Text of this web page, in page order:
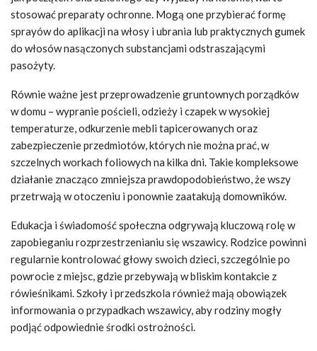
stosować preparaty ochronne. Mogą one przybierać formę
sprayów do aplikacji na włosy i ubrania lub praktycznych gumek
do włosów nasączonych substancjami odstraszającymi
pasożyty.
Równie ważne jest przeprowadzenie gruntownych porządków
w domu – wypranie pościeli, odzieży i czapek w wysokiej
temperaturze, odkurzenie mebli tapicerowanych oraz
zabezpieczenie przedmiotów, których nie można prać, w
szczelnych workach foliowych na kilka dni. Takie kompleksowe
działanie znacząco zmniejsza prawdopodobieństwo, że wszy
przetrwają w otoczeniu i ponownie zaatakują domowników.
Edukacja i świadomość społeczna odgrywają kluczową rolę w
zapobieganiu rozprzestrzenianiu się wszawicy. Rodzice powinni
regularnie kontrolować głowy swoich dzieci, szczególnie po
powrocie z miejsc, gdzie przebywają w bliskim kontakcie z
rówieśnikami. Szkoły i przedszkola również mają obowiązek
informowania o przypadkach wszawicy, aby rodziny mogły
podjąć odpowiednie środki ostrożności.